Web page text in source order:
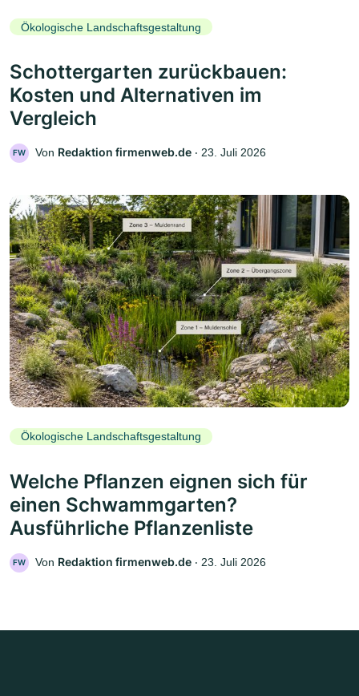
Ökologische Landschaftsgestaltung
Schottergarten zurückbauen:
Kosten und Alternativen im
Vergleich
FW Von Redaktion firmenweb.de ‧ 23. Juli 2026
Ökologische Landschaftsgestaltung
Welche Pflanzen eignen sich für
einen Schwammgarten?
Ausführliche Pflanzenliste
FW Von Redaktion firmenweb.de ‧ 23. Juli 2026